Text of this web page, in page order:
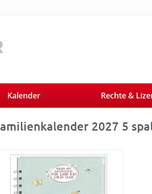
Kalender Rechte &
2027 5